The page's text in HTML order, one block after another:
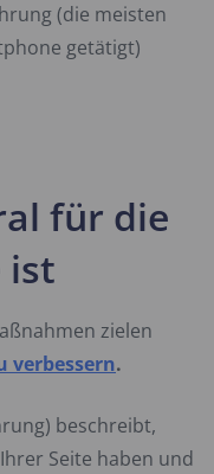
(die meisten
getätigt)
für die
ist
zielen
verbessern.
beschreibt,
Seite haben und